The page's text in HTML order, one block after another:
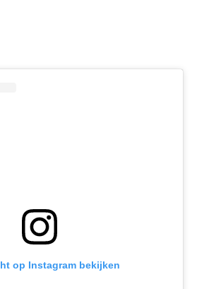
op Instagram bekijken